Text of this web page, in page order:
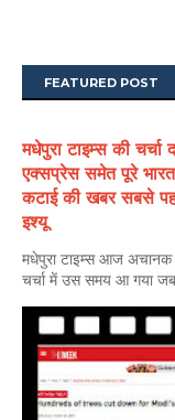
FEATURED POST
मधेपुरा टाइम्स की
एक्सप्रेस समेत पूरे
कटाई की खबर सबसे
इश्यू
मधेपुरा टाइम्स आज
चर्चा में उस समय आ गया जब